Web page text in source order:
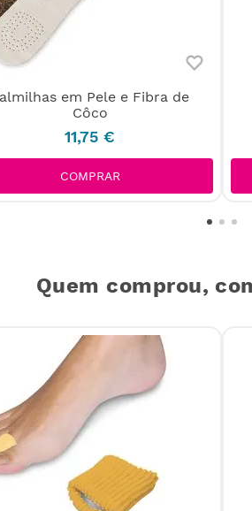
em Pele e Fibra de
Côco
11,75 €
COMPRAR
Quem comprou,